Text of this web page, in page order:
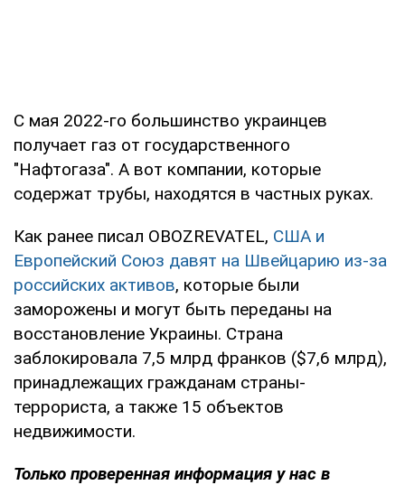
С мая 2022-го большинство украинцев
получает газ от государственного
"Нафтогаза". А вот компании, которые
содержат трубы, находятся в частных руках.
Как ранее писал OBOZREVATEL, США и
Европейский Союз давят на Швейцарию из-за
российских активов, которые были
заморожены и могут быть переданы на
восстановление Украины. Страна
заблокировала 7,5 млрд франков ($7,6 млрд),
принадлежащих гражданам страны-
террориста, а также 15 объектов
недвижимости.
Только проверенная информация у нас в